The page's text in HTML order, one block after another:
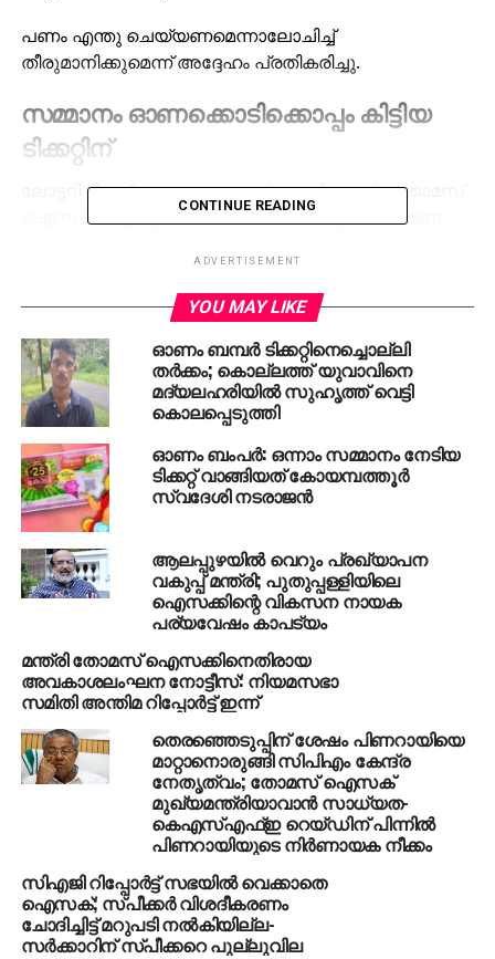
പണം എന്തു ചെയ്യണമെന്നാലോചിച്ച്
തീരുമാനിക്കുമെന്ന് അദ്ദേഹം പ്രതികരിച്ചു.
സമ്മാനം ഓണക്കൊടിക്കൊപ്പം കിട്ടിയ
ടിക്കറ്റിന്
ലോട്ടറി ടിക്കറ്റ് പണം കൊടുത്ത് വാങ്ങിയതല്ല തോമസ്
ഐസക്ക്. തൃശൂര്‍ ലേബര്‍ കോണ്‍ട്രാക്ട് സഹകരണ
ഓണത്തോടനുബന്ധിച്ച് സഹകരണ സംഘം എല്ലാ
ഓഹരി ഉടമകള്‍ക്കും ഓണക്കിറ്റ് നല്‍കിയിരുന്നു. ഈ
കിറ്റില്‍ ഓണക്കോടിക്കൊപ്പം ഓരോ ബംബര്‍
ടിക്കറ്റുമുണ്ടായിരുന്നു. ഈ ലോട്ടറിക്കാണ്
സമ്മാനമടിച്ചത്.
ബംബര്‍ നറുക്കെടുപ്പിന്റെ ഒന്നാം സമ്മാനമായ പത്തു
കോടി രൂപ സമ്മാനമായി ലഭിച്ചത് മലപ്പുറം പരപ്പനങ്ങാടി
സ്വദേശി മുസ്തഫക്കാണ്. പരപ്പനങ്ങാടി ഐശ്വര്യ
ലോട്ടറി ഏജന്‍സിയിലെ കൊട്ടന്തല ഖാലിദില്‍ നിന്നു
വാങ്ങിയ ടിക്കറ്റിനാണ് മുസ്തഫക്കു സമ്മാനമടിച്ചത്.
നികുതി കഴിച്ച് ആറര കോടി രൂപയോളം മുസ്തഫക്കു
ലഭിക്കും. സ്വന്തമായി കച്ചവടം തുടങ്ങണം, വീട്
പുതുക്കിപണിയണം തുടങ്ങിയ ആലോചനങ്ങള്‍
നടക്കുമ്പോഴാണ് ഭാഗ്യം മുസ്തഫയെ തേടിയെത്തിയത്.
RELATED TOPICS: DR.THOMAS ISSAC ONAM BUMPER
UP NEXT
മലപ്പുറത്ത് യുവാവിന്റെ ജനനേന്ദ്രിയം മുറിച്ച
സംഭവത്തില്‍ യുവതി അറസ്റ്റില്‍
ആ പരാതി വ്യാജമായിരുന്നു, ദേഷ്യം
കൊണ്ടാണ് കൂട്ടബലാത്സംഗ പരാതി
നല്‍കിയതെന്ന് യുവതി
CONTINUE READING
ADVERTISEMENT
YOU MAY LIKE
ഓണം ബമ്പര്‍ ടിക്കറ്റിനെച്ചൊല്ലി
തര്‍ക്കം; കൊല്ലത്ത് യുവാവിനെ
മദ്യലഹരിയില്‍ സുഹൃത്ത് വെട്ടി
കൊലപ്പെടുത്തി
ഓണം ബംപർ: ഒന്നാം സമ്മാനം നേടിയ
ടിക്കറ്റ് വാങ്ങിയത് കോയമ്പത്തൂർ
സ്വദേശി നടരാജൻ
ആലപ്പുഴയില്‍ വെറും പ്രഖ്യാപന
വകുപ്പ് മന്ത്രി; പുതുപ്പള്ളിയിലെ
ഐസക്കിന്റെ വികസന നായക
പര്യവേഷം കാപട്യം
മന്ത്രി തോമസ് ഐസക്കിനെതിരായ
അവകാശലംഘന നോട്ടീസ്: നിയമസഭാ
സമിതി അന്തിമ റിപ്പോര്‍ട്ട് ഇന്ന്
തെരഞ്ഞെടുപ്പിന് ശേഷം പിണറായിയെ
മാറ്റാനൊരുങ്ങി സിപിഎം കേന്ദ്ര
നേതൃത്വം; തോമസ് ഐസക്
മുഖ്യമന്ത്രിയാവാന്‍ സാധ്യത-
കെഎസ്എഫ്ഇ റെയ്ഡിന് പിന്നില്‍
പിണറായിയുടെ നിര്‍ണായക നീക്കം
സിഎജി റിപ്പോര്‍ട്ട് സഭയില്‍ വെക്കാതെ
ഐസക്; സ്പീക്കര്‍ വിശദീകരണം
ചോദിച്ചിട്ട് മറുപടി നല്‍കിയില്ല-
സര്‍ക്കാറിന് സ്പീക്കറെ പുല്ലുവില